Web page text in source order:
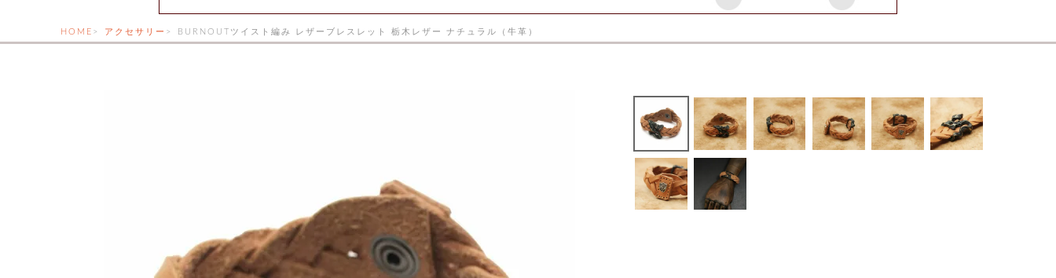
HOME アクセサリー BURNOUTツイスト編み レザーブレスレット 栃木レザー ナチュラル（牛革）